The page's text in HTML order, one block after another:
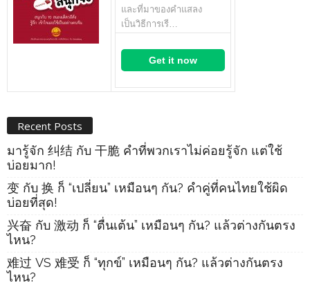
และที่มาของคำแสลง
เป็นวิธีการเรี…
Get it now
Recent Posts
มารู้จัก 纠结 กับ 干脆 คำที่พวกเราไม่ค่อยรู้จัก แต่ใช้
บ่อยมาก!
变 กับ 换 ก็ “เปลี่ยน” เหมือนๆ กัน? คำคู่ที่คนไทยใช้ผิด
บ่อยที่สุด!
兴奋 กับ 激动 ก็ “ตื่นเต้น” เหมือนๆ กัน? แล้วต่างกันตรง
ไหน?
难过 VS 难受 ก็ “ทุกข์” เหมือนๆ กัน? แล้วต่างกันตรง
ไหน?